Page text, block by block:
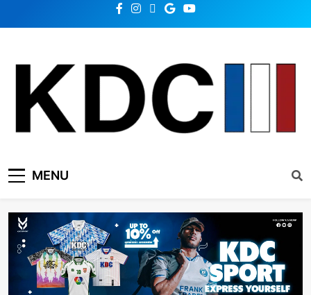
KDC SOLUTION | เคดีซี
โซลูชั่น
MENU